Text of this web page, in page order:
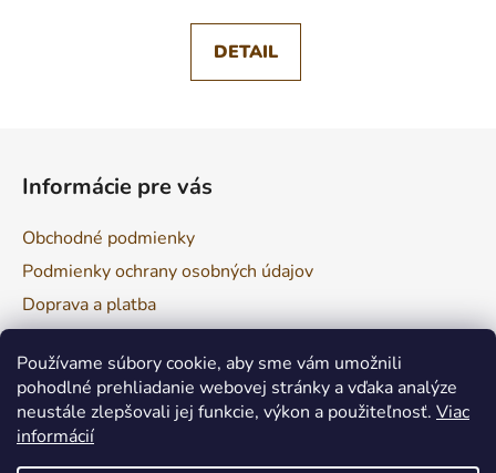
Používame súbory cookie, aby sme vám umožnili
pohodlné prehliadanie webovej stránky a vďaka analýze
neustále zlepšovali jej funkcie, výkon a použiteľnosť. Viac
informácií
DETAIL
e
Informácie pre vás
Obchodné podmienky
Podmienky ochrany osobných údajov
Doprava a platba
Facebook